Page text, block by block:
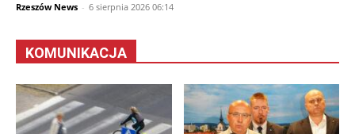
Rzeszów News - 6 sierpnia 2026 06:14
KOMUNIKACJA